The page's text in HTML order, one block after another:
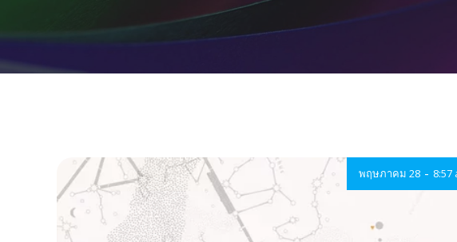
พฤษภาคม 28 - 8:57